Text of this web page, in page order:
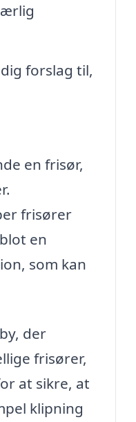
forslag til,
en frisør,
frisører
en
som kan
der
frisører,
at sikre, at
klipning